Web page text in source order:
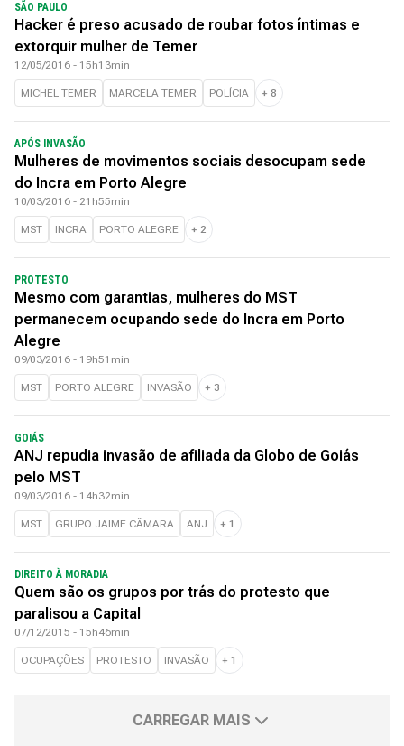
SÃO PAULO
Hacker é preso acusado de roubar fotos íntimas e
extorquir mulher de Temer
12/05/2016 - 15h13min
MICHEL TEMER MARCELA TEMER POLÍCIA + 8
APÓS INVASÃO
Mulheres de movimentos sociais desocupam sede
do Incra em Porto Alegre
10/03/2016 - 21h55min
MST INCRA PORTO ALEGRE + 2
PROTESTO
Mesmo com garantias, mulheres do MST
permanecem ocupando sede do Incra em Porto
Alegre
09/03/2016 - 19h51min
MST PORTO ALEGRE INVASÃO + 3
GOIÁS
ANJ repudia invasão de afiliada da Globo de Goiás
pelo MST
09/03/2016 - 14h32min
MST GRUPO JAIME CÂMARA ANJ + 1
DIREITO À MORADIA
Quem são os grupos por trás do protesto que
paralisou a Capital
07/12/2015 - 15h46min
OCUPAÇÕES PROTESTO INVASÃO + 1
CARREGAR MAIS